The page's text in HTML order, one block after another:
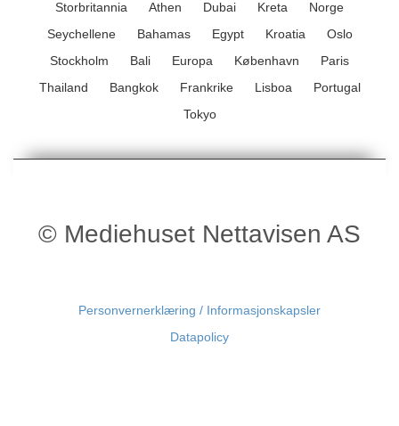
Storbritannia
Athen Dubai Kreta
Norge
Seychellene
Bahamas Egypt Kroatia
Oslo
Stockholm
Bali Europa København
Paris
Thailand
Bangkok Frankrike Lisboa
Portugal
Tokyo
© Mediehuset Nettavisen AS
Personvernerklæring / Informasjonskapsler
Datapolicy